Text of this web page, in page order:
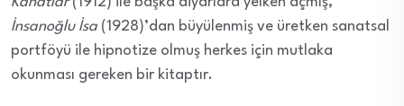
İnsanoğlu İsa (1928)’dan büyülenmiş ve üretken sanatsal
portföyü ile hipnotize olmuş herkes için mutlaka
okunması gereken bir kitaptır.